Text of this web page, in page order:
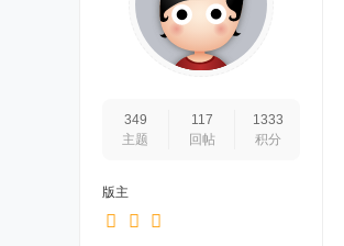
349
主题
117
回帖
1333
积分
版主